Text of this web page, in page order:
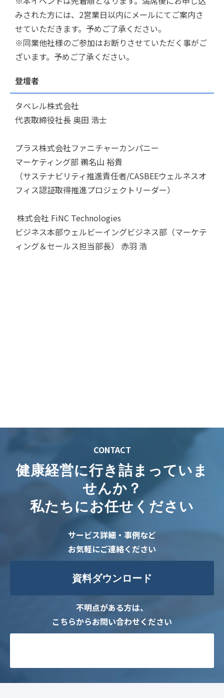
みされた方には、2営業日以内にメールにてご案内さ
せていただきます。予めご了承ください。
※同業他社様のご参加はお断りさせていただく事がご
ざいます。予めご了承ください。
登壇者
タベレル株式会社
代表取締役社長 奥田 浩士
プラス株式会社ファニチャーカンパニー
マーケティング部 鵜名山 裕貴
（サステナビリティ推進責任者/CASBEEウェルネスオ
フィス認証取得推進プロジェクトリーダー）
株式会社 FiNC Technologies
ビジネス本部ウェルビーイングビジネス部（マーケテ
ィング＆セールス担当部長） 赤羽 浩
CONTACT
健康経営に行き詰まっていま
せんか？
私たちにお任せください
サービス詳細・事例など
お気軽にご連絡ください
資料ダウンロード
不明点がある方は、
こちらからお問い合わせください